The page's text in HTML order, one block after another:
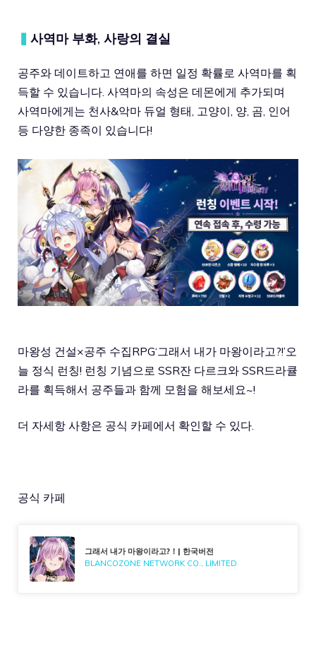
▍ 사역마 부화, 사랑의 결실
공주와 데이트하고 연애를 하면 일정 확률로 사역마를 획
득할 수 있습니다. 사역마의 속성은 데몬에게 추가되며
사역마에게는 천사&악마 듀얼 형태, 고양이, 양, 곰, 인어
등 다양한 종족이 있습니다!
마왕성 건설×공주 수집RPG‘그래서 내가 마왕이라고?!’오
늘 정식 런칭! 런칭 기념으로 SSR잔 다르크와 SSR드라큘
라를 획득해서 공주들과 함께 모험을 해보세요~!
더 자세항 사항은 공식 카페에서 확인할 수 있다.
공식 카페
그래서 내가 마왕이라고?！| 한국버전
BLANCOZONE NETWORK CO., LIMITED